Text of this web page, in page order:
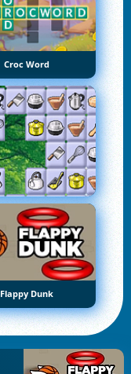
Croc Word
Flappy Dunk